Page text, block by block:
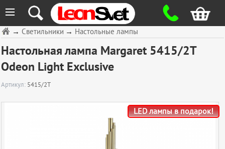
≡
→ Настольные лампы
→ Светильники
Настольная лампа Margaret 5415/2T
Odeon Light Exclusive
Артикул: 5415/2T
LED лампы в подарок!